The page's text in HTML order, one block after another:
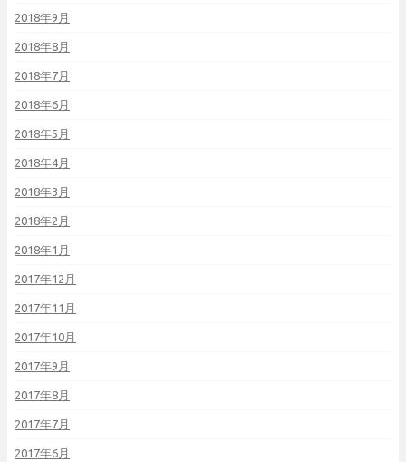
2018年9月
2018年8月
2018年7月
2018年6月
2018年5月
2018年4月
2018年3月
2018年2月
2018年1月
2017年12月
2017年11月
2017年10月
2017年9月
2017年8月
2017年7月
2017年6月